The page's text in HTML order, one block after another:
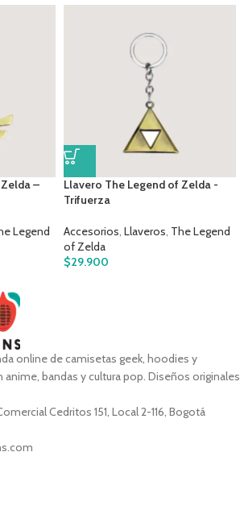
–
Legend
Llavero The Legend of Zelda -
Trifuerza
Accesorios, Llaveros, The Legend
of Zelda
$29.900
online de camisetas geek, hoodies y
bandas y cultura pop. Diseños originales
Cedritos 151, Local 2-116, Bogotá